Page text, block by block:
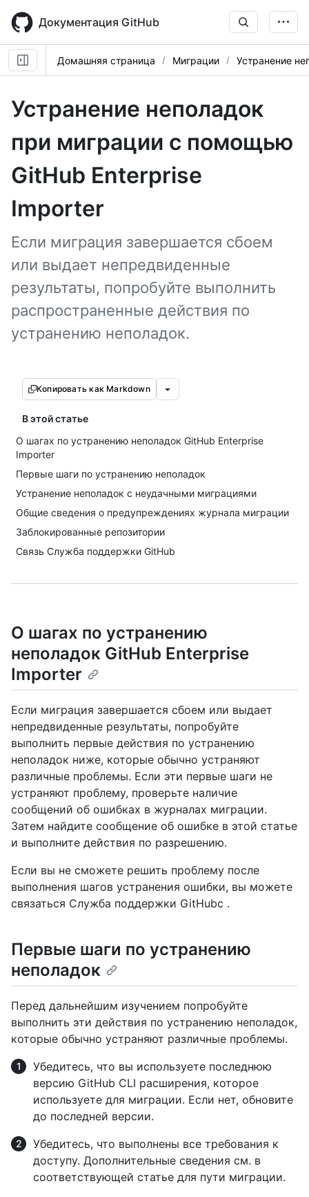
main
content
Документация GitHub
Домашняя страница Миграции Устранение
Устранение неполадок
при миграции с помощью
GitHub Enterprise
Importer
Если миграция завершается сбоем
или выдает непредвиденные
результаты, попробуйте выполнить
распространенные действия по
устранению неполадок.
Копировать как Markdown
В этой статье
О шагах по устранению неполадок GitHub Enterprise
Importer
Первые шаги по устранению неполадок
Устранение неполадок с неудачными миграциями
Общие сведения о предупреждениях журнала миграции
Заблокированные репозитории
Связь Служба поддержки GitHub
О шагах по устранению
неполадок GitHub Enterprise
Importer
Если миграция завершается сбоем или выдает
непредвиденные результаты, попробуйте
выполнить первые действия по устранению
неполадок ниже, которые обычно устраняют
различные проблемы. Если эти первые шаги не
устраняют проблему, проверьте наличие
сообщений об ошибках в журналах миграции.
Затем найдите сообщение об ошибке в этой статье
и выполните действия по разрешению.
Если вы не сможете решить проблему после
выполнения шагов устранения ошибки, вы можете
связаться Служба поддержки GitHubс .
Первые шаги по устранению
неполадок
Перед дальнейшим изучением попробуйте
выполнить эти действия по устранению неполадок,
которые обычно устраняют различные проблемы.
Убедитесь, что вы используете последнюю
версию GitHub CLI расширения, которое
используете для миграции. Если нет, обновите
до последней версии.
Убедитесь, что выполнены все требования к
доступу. Дополнительные сведения см. в
соответствующей статье для пути миграции.